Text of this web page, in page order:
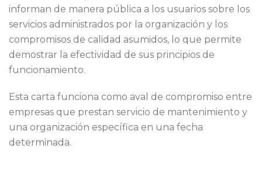
informan de manera pública a los usuarios sobre los
servicios administrados por la organización y los
compromisos de calidad asumidos, lo que permite
demostrar la efectividad de sus principios de
funcionamiento.
Esta carta funciona como aval de compromiso entre
empresas que prestan servicio de mantenimiento y
una organización específica en una fecha
determinada.